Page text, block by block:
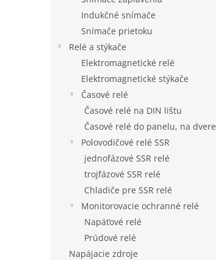
Indukčné snímače
Snímače prietoku
Relé a stýkače
Elektromagnetické relé
Elektromagnetické stýkače
Časové relé
Časové relé na DIN lištu
Časové relé do panelu, na dvere
Polovodičové relé SSR
jednofázové SSR relé
trojfázové SSR relé
Chladiče pre SSR relé
Monitorovacie ochranné relé
Napäťové relé
Prúdové relé
Napájacie zdroje